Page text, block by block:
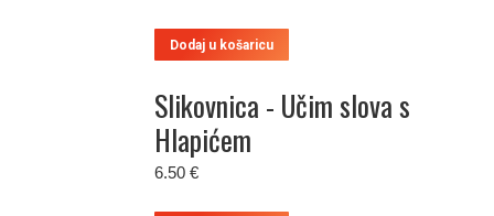
Dodaj u košaricu
Slikovnica - Učim slova s
Hlapićem
6.50 €